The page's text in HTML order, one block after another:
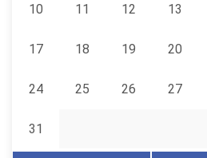
10 11 12 13
17 18 19 20
24 25 26 27
31